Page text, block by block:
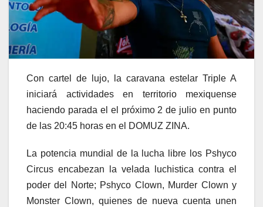
Con cartel de lujo, la caravana estelar Triple A
iniciará actividades en territorio mexiquense
haciendo parada el el próximo 2 de julio en punto
de las 20:45 horas en el DOMUZ ZINA.
La potencia mundial de la lucha libre los Pshyco
Circus encabezan la velada luchistica contra el
poder del Norte; Pshyco Clown, Murder Clown y
Monster Clown, quienes de nueva cuenta unen